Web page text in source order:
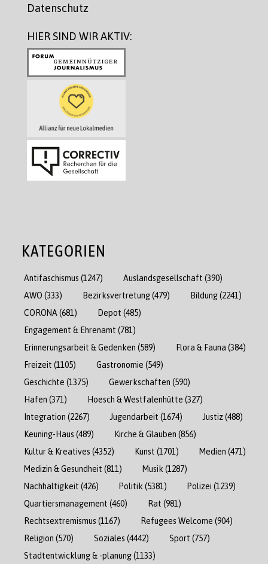
Datenschutz
HIER SIND WIR AKTIV:
KATEGORIEN
Antifaschismus (1247) Auslandsgesellschaft (390)
AWO (333) Bezirksvertretung(479) Bildung(2241)
CORONA (681) Depot (485)
Engagement & Ehrenamt (781)
Erinnerungsarbeit & Gedenken (589) Flora & Fauna (384)
Freizeit (1105) Gastronomie (549)
Geschichte (1375) Gewerkschaften (590)
Hafen (371) Hoesch & Westfalenhütte (327)
Integration (2267) Jugendarbeit (1674) Justiz(488)
Keuning-Haus (489) Kirche & Glauben (856)
Kultur & Kreatives (4352) Kunst (1701) Medien (471)
Medizin & Gesundheit (811) Musik (1287)
Nachhaltigkeit (426) Politik (5381) Polizei (1239)
Quartiersmanagement (460) Rat (981)
Rechtsextremismus (1167) Refugees Welcome (904)
Religion (570) Soziales (4442) Sport (757)
Stadtentwicklung & -planung(1133)